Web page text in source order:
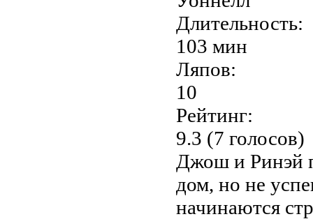
Длительность:
103 мин
Ляпов:
10
Рейтинг:
9.3 (7 голосов)
Джош и Ринэй
дом, но не
начинаются